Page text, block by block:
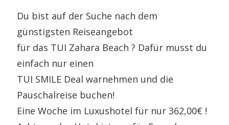
Du bist auf der Suche nach dem
günstigsten Reiseangebot
für das TUI Zahara Beach ? Dafür musst du
einfach nur einen
TUI SMILE Deal warnehmen und die
Pauschalreise buchen!
Eine Woche im Luxushotel für nur 362,00€ !